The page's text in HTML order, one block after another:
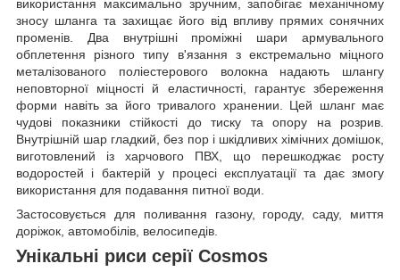
використання максимально зручним, запобігає механічному
зносу шланга та захищає його від впливу прямих сонячних
променів. Два внутрішні проміжні шари армувального
обплетення різного типу в'язання з екстремально міцного
металізованого поліестерового волокна надають шлангу
неповторної міцності й еластичності, гарантує збереження
форми навіть за його тривалого хранении. Цей шланг має
чудові показники стійкості до тиску та опору на розрив.
Внутрішній шар гладкий, без пор і шкідливих хімічних домішок,
виготовлений із харчового ПВХ, що перешкоджає росту
водоростей і бактерій у процесі експлуатації та дає змогу
використання для подавання питної води.
Застосовується для поливання газону, городу, саду, миття
доріжок, автомобілів, велосипедів.
Унікальні риси серії Cosmos